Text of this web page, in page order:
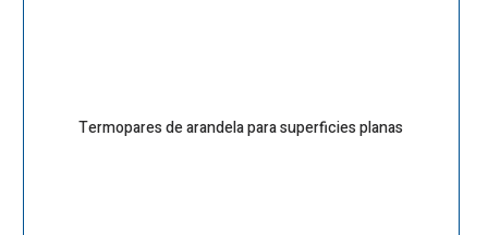
Termopares de arandela para superficies planas